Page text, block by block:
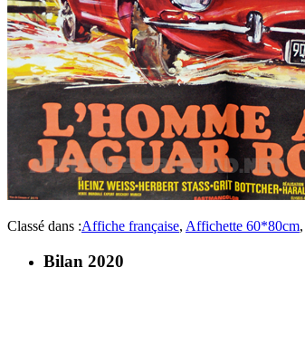
Classé dans :Affiche française, Affichette 60*80cm,
Bilan 2020